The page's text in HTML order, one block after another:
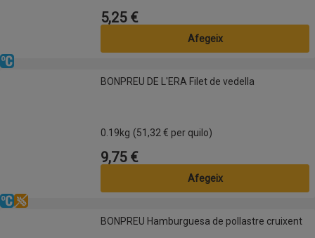
Preu
5,25 €
Afegeix
BONPREU DE L'ERA Filet de vedella
Refrigerat
BONPREU DE L'ERA Filet de vedella
0.19kg (51,32 € per quilo)
Preu
9,75 €
Afegeix
BONPREU Hamburguesa de pollastre cruixent
Refrigerat
Sense gluten
BONPREU Hamburguesa de pollastre cruixent